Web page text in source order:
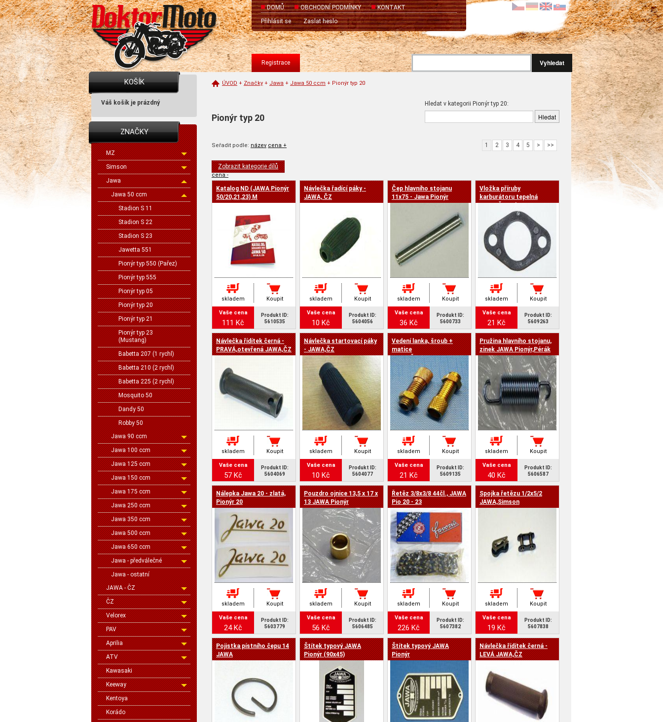
DOMŮ OBCHODNÍ PODMÍNKY
KONTAKT
Přihlásit se
Zaslat heslo
Vyhledat
Registrace
KOŠÍK
Váš košík je prázdný
ZNAČKY
MZ
Simson
Jawa
Jawa 50 ccm
Stadion S 11
Stadion S 22
Stadion S 23
Jawetta 551
Pionýr typ 550 (Pařez)
Pionýr typ 555
Pionýr typ 05
Pionýr typ 20
Pionýr typ 21
Pionýr typ 23
(Mustang)
Babetta 207 (1 rychl)
Babetta 210 (2 rychl)
Babetta 225 (2 rychl)
Mosquito 50
Dandy 50
Robby 50
Jawa 90 ccm
Jawa 100 ccm
Jawa 125 ccm
Jawa 150 ccm
Jawa 175 ccm
Jawa 250 ccm
Jawa 350 ccm
Jawa 500 ccm
Jawa 650 ccm
Jawa - předválečné
Jawa - ostatní
JAWA - ČZ
ČZ
Velorex
PAV
Aprilia
ATV
Kawasaki
Keeway
Kentoya
Korádo
ÚVOD + Značky + Jawa + Jawa 50 ccm + Pionýr typ 20
Hledat v kategorii Pionýr typ 20:
Pionýr typ 20
Seřadit podle: název cena +
cena -
1 2 3 4 5 > >>
Zobrazit kategorie dílů
Katalog ND (JAWA Pionýr
50/20,21,23) M
skladem Koupit
Vaše cena
111 Kč
Produkt ID:
5610535
Návlečka řadící páky -
JAWA, ČZ
skladem Koupit
Vaše cena
10 Kč
Produkt ID:
5604056
Čep hlavního stojanu
11x75 - Jawa Pionýr
skladem Koupit
Vaše cena
36 Kč
Produkt ID:
5600733
Vložka příruby
karburátoru tepelná
skladem Koupit
Vaše cena
21 Kč
Produkt ID:
5609263
Návlečka řídítek černá -
PRAVÁ,otevřená JAWA,ČZ
skladem Koupit
Vaše cena
57 Kč
Produkt ID:
5604069
Návlečka startovací páky
- JAWA,ČZ
skladem Koupit
Vaše cena
10 Kč
Produkt ID:
5604077
Vedení lanka, šroub +
matice
JAWA,ČZ,VELOREX
skladem Koupit
Vaše cena
21 Kč
Produkt ID:
5609135
Pružina hlavního stojanu,
zinek JAWA Pionýr,Pérák
skladem Koupit
Vaše cena
40 Kč
Produkt ID:
5606587
Nálepka Jawa 20 - zlatá,
Pionýr 20
skladem Koupit
Vaše cena
24 Kč
Produkt ID:
5603779
Pouzdro ojnice 13,5 x 17 x
13 JAWA Pionýr
skladem Koupit
Vaše cena
56 Kč
Produkt ID:
5606485
Řetěz 3/8x3/8 44čl., JAWA
Pio 20 - 23
skladem Koupit
Vaše cena
226 Kč
Produkt ID:
5607382
Spojka řetězu 1/2x5/2
JAWA,Simson
skladem Koupit
Vaše cena
19 Kč
Produkt ID:
5607838
Pojistka pístního čepu 14
JAWA
Štítek typový JAWA
Pionýr (90x45)
Štítek typový JAWA
Pionýr
Návlečka řídítek černá -
LEVÁ JAWA,ČZ